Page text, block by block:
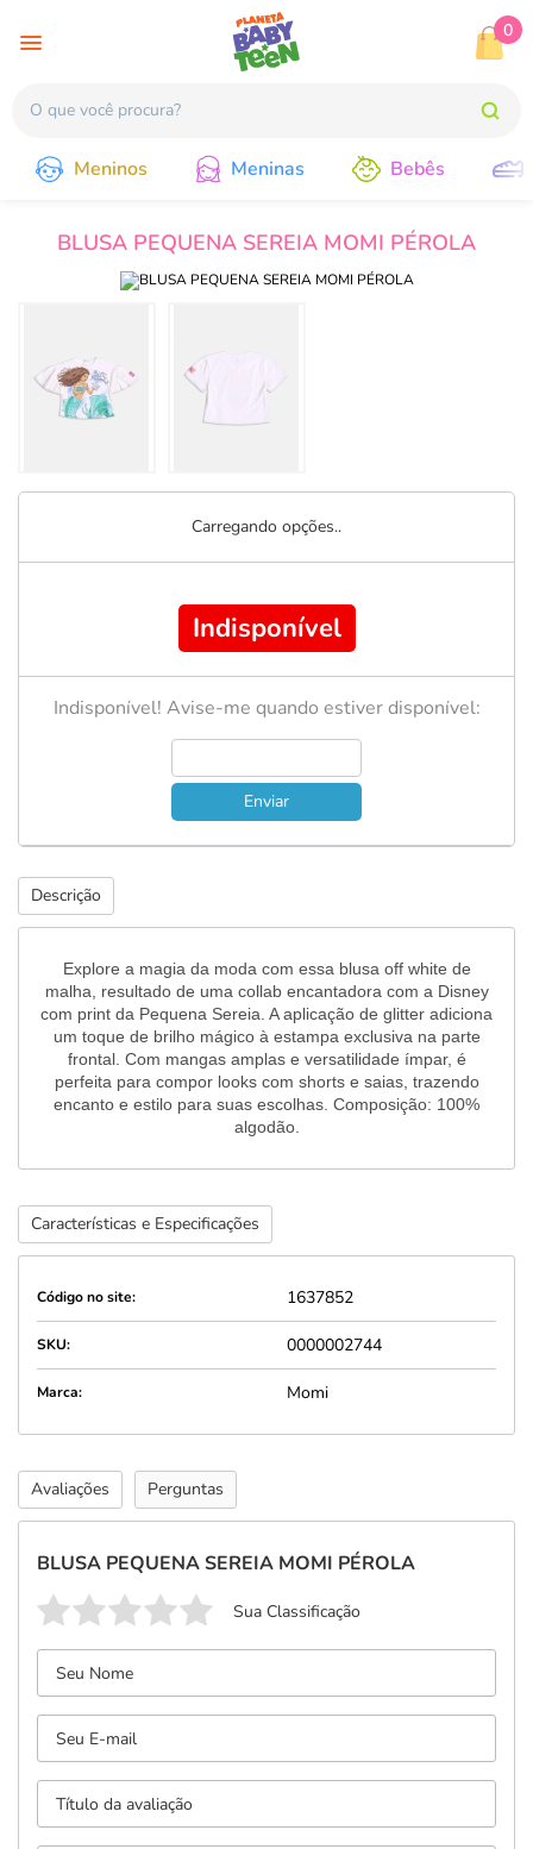
0
Meninos Meninas Bebês
BLUSA PEQUENA SEREIA MOMI PÉROLA
Carregando opções..
Indisponível
Indisponível! Avise-me quando estiver disponível:
Enviar
Descrição
Explore a magia da moda com essa blusa off white de
malha, resultado de uma collab encantadora com a Disney
com print da Pequena Sereia. A aplicação de glitter adiciona
um toque de brilho mágico à estampa exclusiva na parte
frontal. Com mangas amplas e versatilidade ímpar, é
perfeita para compor looks com shorts e saias, trazendo
encanto e estilo para suas escolhas. Composição: 100%
algodão.
Características e Especificações
Código no site: 1637852
SKU: 0000002744
Marca: Momi
Avaliações Perguntas
BLUSA PEQUENA SEREIA MOMI PÉROLA
Sua Classificação